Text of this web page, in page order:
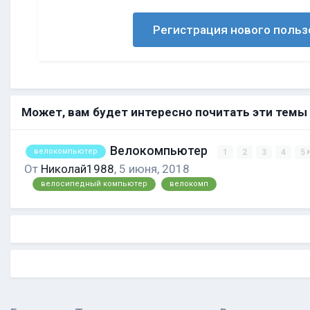
Регистрация нового
Может, вам будет интересно почитать эти темы
велокомпьютер Велокомпьютер 1 2 3 4 5
От Николай1988, 5 июня, 2018
велосипедный компьютер велокомп